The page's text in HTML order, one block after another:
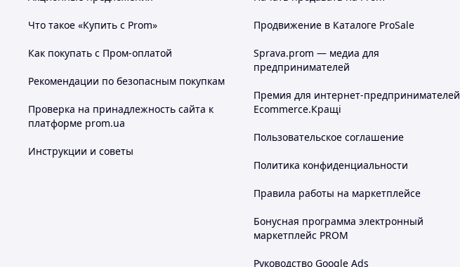
Что такое «Купить с Prom»
Как покупать с Пром-оплатой
Рекомендации по безопасным покупкам
Проверка на принадлежность сайта к
платформе prom.ua
Инструкции и советы
Продвижение в Каталоге ProSale
Sprava.prom — медиа для
предпринимателей
Премия для интернет-предпринимателей
Ecommerce.Кращі
Пользовательское соглашение
Политика конфиденциальности
Правила работы на маркетплейсе
Бонусная программа электронный
маркетплейс PROM
Руководство Google Ads